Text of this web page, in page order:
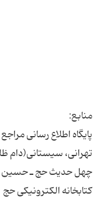
پایگاه اطلاع رسانی
کتابخانه الکترونیکی حج